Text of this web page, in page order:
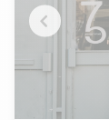
différents
local sera
en
attentes
de vente :
trimestre